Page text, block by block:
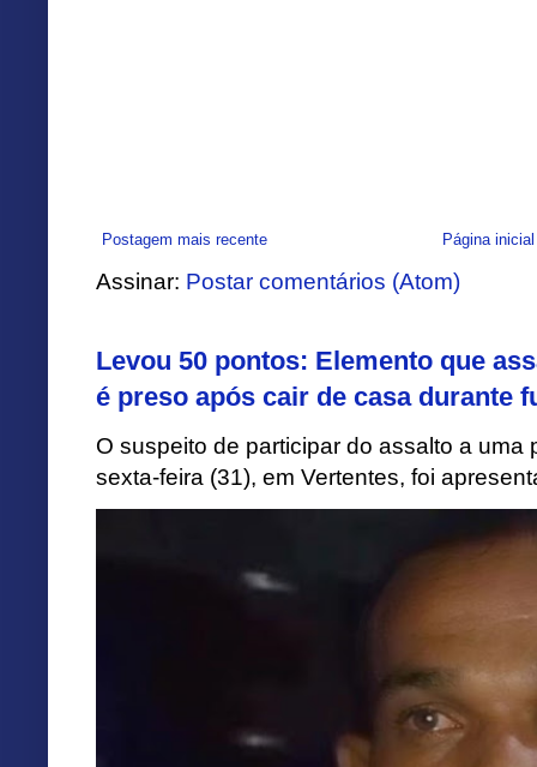
Postagem mais recente Página inicial
Assinar: Postar comentários (Atom)
Levou 50 pontos: Elemento que
é preso após cair de casa durante
O suspeito de participar do assalto a uma
sexta-feira (31), em Vertentes, foi